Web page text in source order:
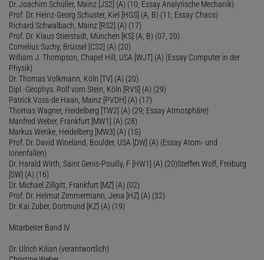
Dr. Joachim Schüller, Mainz [JS2] (A) (10; Essay Analytische Mechanik)
Prof. Dr. Heinz-Georg Schuster, Kiel [HGS] (A, B) (11; Essay Chaos)
Richard Schwalbach, Mainz [RS2] (A) (17)
Prof. Dr. Klaus Stierstadt, München [KS] (A, B) (07, 20)
Cornelius Suchy, Brüssel [CS2] (A) (20)
William J. Thompson, Chapel Hill, USA [WJT] (A) (Essay Computer in der
Physik)
Dr. Thomas Volkmann, Köln [TV] (A) (20)
Dipl.-Geophys. Rolf vom Stein, Köln [RVS] (A) (29)
Patrick Voss-de Haan, Mainz [PVDH] (A) (17)
Thomas Wagner, Heidelberg [TW2] (A) (29; Essay Atmosphäre)
Manfred Weber, Frankfurt [MW1] (A) (28)
Markus Wenke, Heidelberg [MW3] (A) (15)
Prof. Dr. David Wineland, Boulder, USA [DW] (A) (Essay Atom- und
Ionenfallen)
Dr. Harald Wirth, Saint Genis-Pouilly, F [HW1] (A) (20)Steffen Wolf, Freiburg
[SW] (A) (16)
Dr. Michael Zillgitt, Frankfurt [MZ] (A) (02)
Prof. Dr. Helmut Zimmermann, Jena [HZ] (A) (32)
Dr. Kai Zuber, Dortmund [KZ] (A) (19)
Mitarbeiter Band IV
Dr. Ulrich Kilian (verantwortlich)